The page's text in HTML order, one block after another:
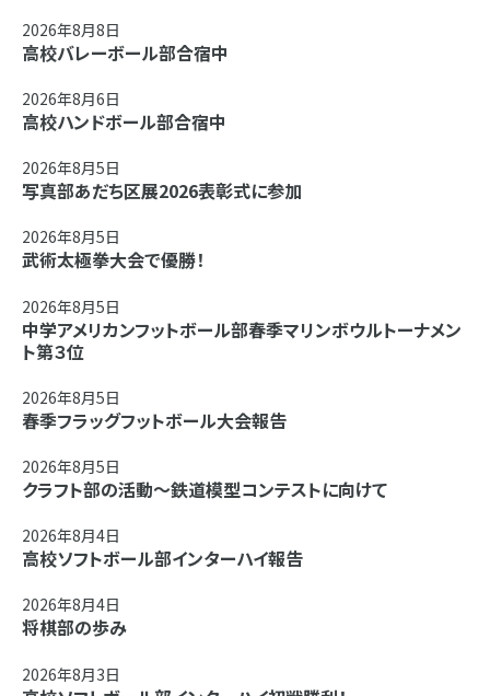
2026年8月8日
高校バレーボール部合宿中
2026年8月6日
高校ハンドボール部合宿中
2026年8月5日
写真部あだち区展2026表彰式に参加
2026年8月5日
武術太極拳大会で優勝！
2026年8月5日
中学アメリカンフットボール部春季マリンボウルトーナメン
ト第３位
2026年8月5日
春季フラッグフットボール大会報告
2026年8月5日
クラフト部の活動～鉄道模型コンテストに向けて
2026年8月4日
高校ソフトボール部インターハイ報告
2026年8月4日
将棋部の歩み
2026年8月3日